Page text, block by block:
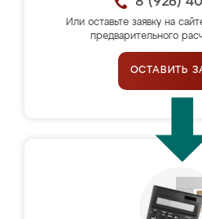
Или оставьте заявку на
предварительного
ОСТАВИТЬ